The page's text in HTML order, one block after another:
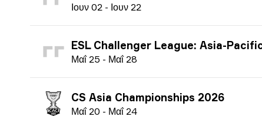
Ιουν 02 - Ιουν 22
ESL Challenger League: Asia-Pacific Finals season 51
Μαΐ 25 - Μαΐ 28
CS Asia Championships 2026
Μαΐ 20 - Μαΐ 24